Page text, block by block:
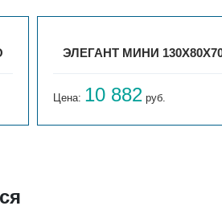
ЭЛЕГАНТ МИНИ
Цена: 10 882 руб.